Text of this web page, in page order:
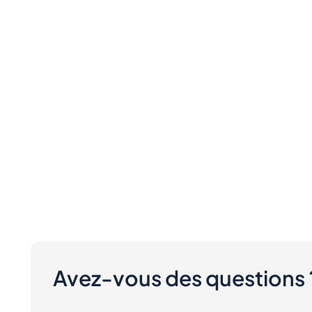
Avez-vous des questions